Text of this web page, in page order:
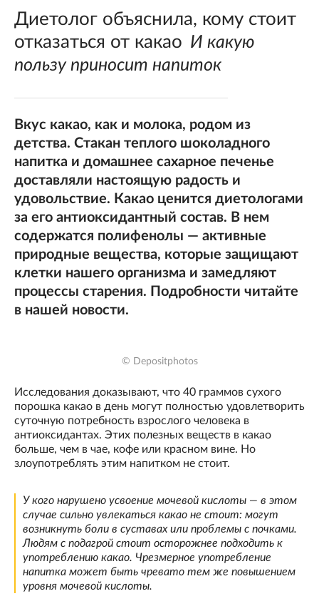
Диетолог объяснила, кому стоит
отказаться от какао И какую
пользу приносит напиток
Вкус какао, как и молока, родом из
детства. Стакан теплого шоколадного
напитка и домашнее сахарное печенье
доставляли настоящую радость и
удовольствие. Какао ценится диетологами
за его антиоксидантный состав. В нем
содержатся полифенолы — активные
природные вещества, которые защищают
клетки нашего организма и замедляют
процессы старения. Подробности читайте
в нашей новости.
© Depositphotos
Исследования доказывают, что 40 граммов сухого
порошка какао в день могут полностью удовлетворить
суточную потребность взрослого человека в
антиоксидантах. Этих полезных веществ в какао
больше, чем в чае, кофе или красном вине. Но
злоупотреблять этим напитком не стоит.
У кого нарушено усвоение мочевой кислоты — в этом
случае сильно увлекаться какао не стоит: могут
возникнуть боли в суставах или проблемы с почками.
Людям с подагрой стоит осторожнее подходить к
употреблению какао. Чрезмерное употребление
напитка может быть чревато тем же повышением
уровня мочевой кислоты.